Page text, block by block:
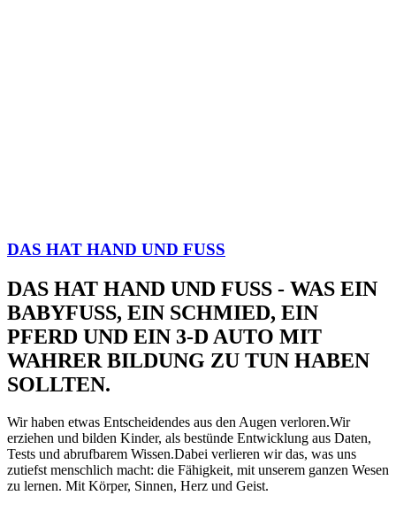
DAS HAT HAND UND FUSS
DAS HAT HAND UND FUSS - WAS EIN
BABYFUSS, EIN SCHMIED, EIN
PFERD UND EIN 3-D AUTO MIT
WAHRER BILDUNG ZU TUN HABEN
SOLLTEN.
Wir haben etwas Entscheidendes aus den Augen verloren.Wir
erziehen und bilden Kinder, als bestünde Entwicklung aus Daten,
Tests und abrufbarem Wissen.Dabei verlieren wir das, was uns
zutiefst menschlich macht: die Fähigkeit, mit unserem ganzen Wesen
zu lernen. Mit Körper, Sinnen, Herz und Geist.